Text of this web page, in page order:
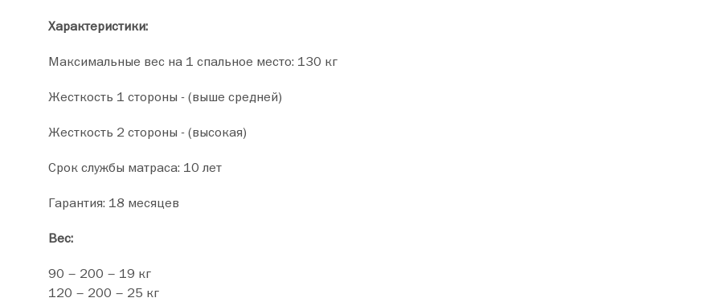
Характеристики:
Максимальные вес на 1 спальное место: 130 кг
Жесткость 1 стороны - (выше средней)
Жесткость 2 стороны - (высокая)
Срок службы матраса: 10 лет
Гарантия: 18 месяцев
Вес:
90 – 200 – 19 кг
120 – 200 – 25 кг